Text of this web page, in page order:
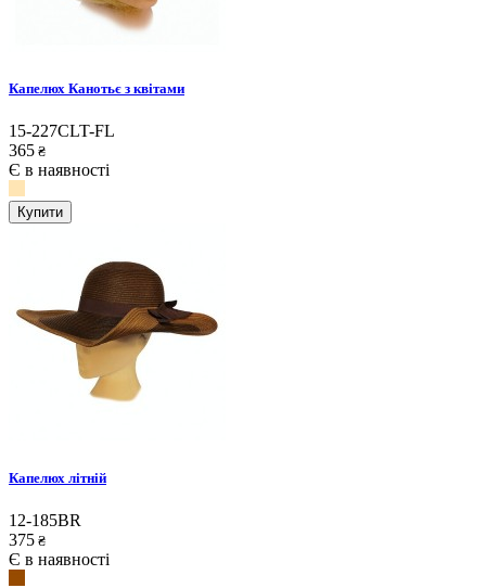
Капелюх Канотьє з квітами
15-227CLT-FL
365 ₴
Є в наявності
Купити
Капелюх літній
12-185BR
375 ₴
Є в наявності